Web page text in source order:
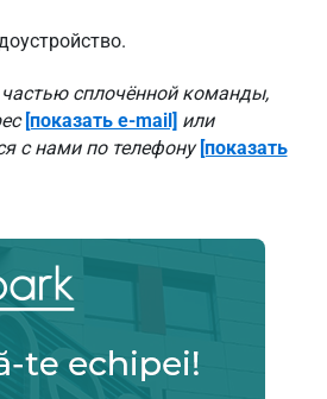
частью сплочённой команды,
[показать e-mail] или
с нами по телефону [показать